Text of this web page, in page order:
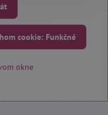
cookie: Funkčné
okne